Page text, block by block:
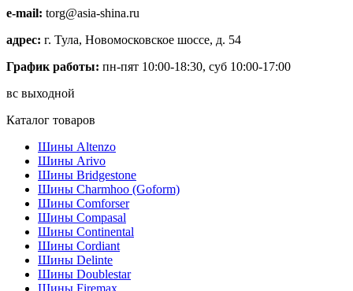
e-mail: torg@asia-shina.ru
адрес: г. Тула, Новомосковское шоссе, д. 54
График работы: пн-пят 10:00-18:30, суб 10:00-17:00
вс выходной
Каталог товаров
Шины Altenzo
Шины Arivo
Шины Bridgestone
Шины Charmhoo (Goform)
Шины Comforser
Шины Compasal
Шины Continental
Шины Cordiant
Шины Delinte
Шины Doublestar
Шины Firemax